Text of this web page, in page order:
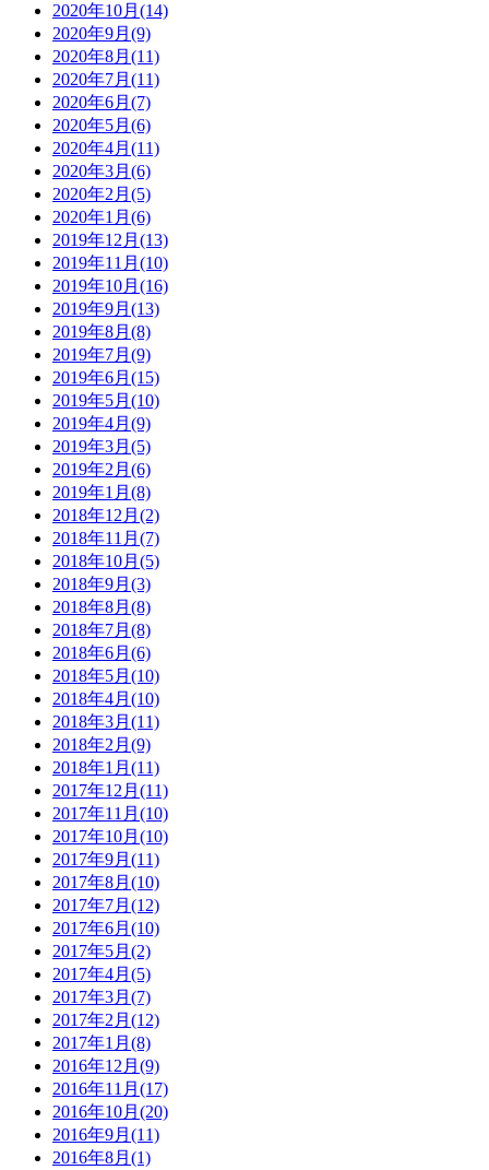
2020年10月(14)
2020年9月(9)
2020年8月(11)
2020年7月(11)
2020年6月(7)
2020年5月(6)
2020年4月(11)
2020年3月(6)
2020年2月(5)
2020年1月(6)
2019年12月(13)
2019年11月(10)
2019年10月(16)
2019年9月(13)
2019年8月(8)
2019年7月(9)
2019年6月(15)
2019年5月(10)
2019年4月(9)
2019年3月(5)
2019年2月(6)
2019年1月(8)
2018年12月(2)
2018年11月(7)
2018年10月(5)
2018年9月(3)
2018年8月(8)
2018年7月(8)
2018年6月(6)
2018年5月(10)
2018年4月(10)
2018年3月(11)
2018年2月(9)
2018年1月(11)
2017年12月(11)
2017年11月(10)
2017年10月(10)
2017年9月(11)
2017年8月(10)
2017年7月(12)
2017年6月(10)
2017年5月(2)
2017年4月(5)
2017年3月(7)
2017年2月(12)
2017年1月(8)
2016年12月(9)
2016年11月(17)
2016年10月(20)
2016年9月(11)
2016年8月(1)